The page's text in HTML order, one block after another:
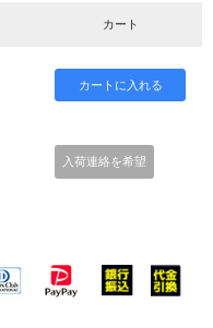
カート
入荷連絡を希望